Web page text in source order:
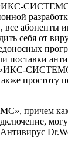
«ИКС-
абоненты
себя от
поставки
«ИКС-
простоту
причем как